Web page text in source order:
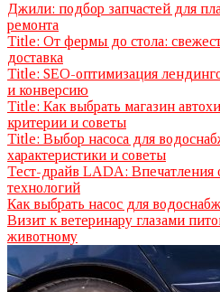
Джили: подбор запчастей для
ремонта
Title: От фермы до стола:
доставка
Title: SEO-оптимизация
и конверсию
Title: Как выбрать магазин
критерии и советы
Title: Выбор насоса для
характеристики и советы
Тест-драйв LADA: Впечатления
технологий
Как выбрать насос для
Визит к ветеринару глазами
животному